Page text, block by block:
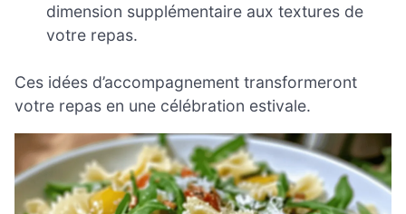
dimension supplémentaire aux textures de
votre repas.
Ces idées d’accompagnement transformeront
votre repas en une célébration estivale.